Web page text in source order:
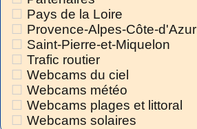
Pays de la Loire
Provence-Alpes-Côte-d'Azur
Saint-Pierre-et-Miquelon
Trafic routier
Webcams du ciel
Webcams météo
Webcams plages et littoral
Webcams solaires